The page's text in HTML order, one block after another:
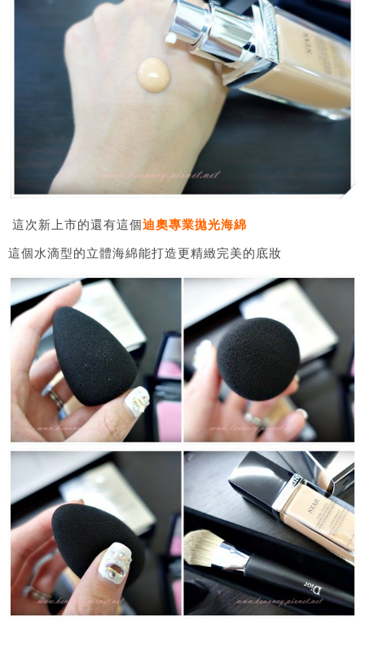
這次新上市的還有這個迪奧專業拋光海綿
這個水滴型的立體海綿能打造更精緻完美的底妝